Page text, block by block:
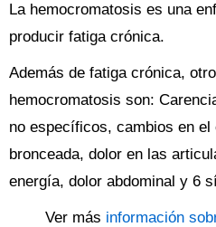
La hemocromatosis es una
producir fatiga crónica.
Además de fatiga crónica,
hemocromatosis son:
no específicos, cambios en el
bronceada, dolor en las
energía, dolor abdominal y 6
Ver más información